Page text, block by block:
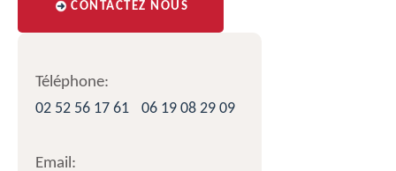
CONTACTEZ NOUS
Téléphone:
02 52 56 17 61
06 19 08 29 09
Email: